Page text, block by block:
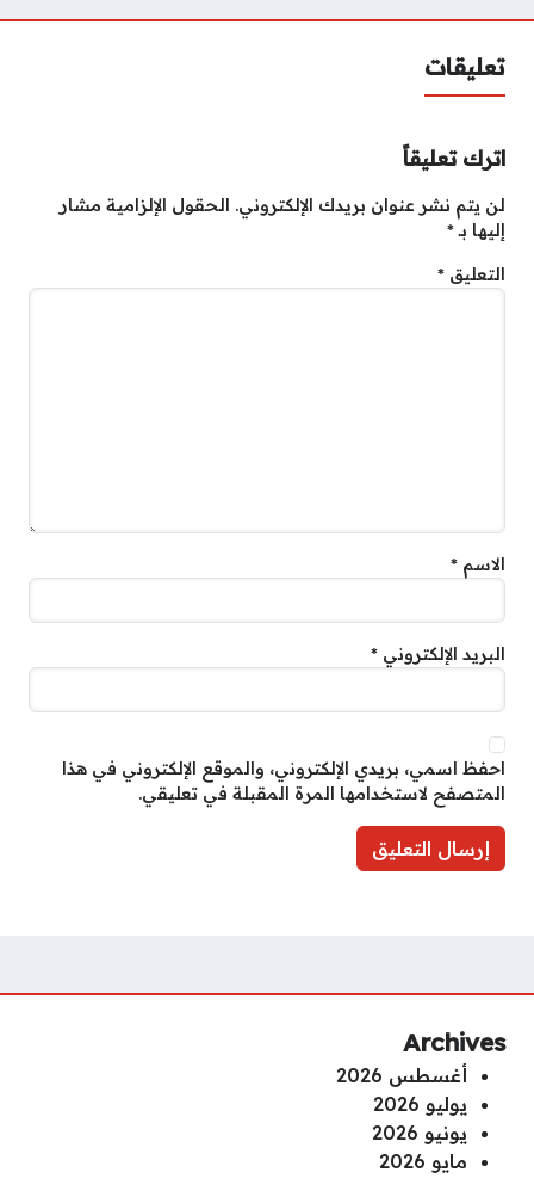
تعليقات
اترك تعليقاً
لن يتم نشر عنوان بريدك الإلكتروني. الحقول الإلزامية مشار
إليها بـ*
التعليق *
الاسم *
البريد الإلكتروني *
احفظ اسمي، بريدي الإلكتروني، والموقع الإلكتروني في هذا
المتصفح لاستخدامها المرة المقبلة في تعليقي.
Archives
أغسطس 2026
يوليو 2026
يونيو 2026
مايو 2026